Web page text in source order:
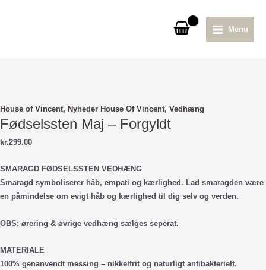
Menu
House of Vincent, Nyheder House Of Vincent, Vedhæng
Fødselssten Maj – Forgyldt
kr.299.00
SMARAGD FØDSELSSTEN VEDHÆNG
Smaragd symboliserer håb, empati og kærlighed. Lad smaragden være
en påmindelse om evigt håb og kærlighed til dig selv og verden.
OBS: ørering & øvrige vedhæng sælges seperat.
MATERIALE
100% genanvendt messing – nikkelfrit og naturligt antibakterielt.